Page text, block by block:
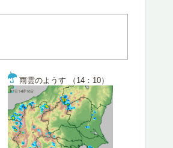
雨雲のようす （14：10）